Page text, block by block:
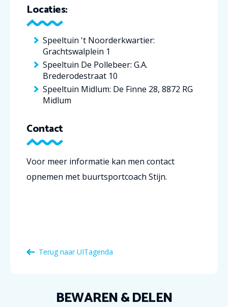
Locaties:
Speeltuin 't Noorderkwartier:
Grachtswalplein 1
Speeltuin De Pollebeer: G.A.
Brederodestraat 10
Speeltuin Midlum: De Finne 28, 8872 RG
Midlum
Contact
Voor meer informatie kan men contact
opnemen met buurtsportcoach Stijn.
Terug naarUITagenda
BEWAREN & DELEN